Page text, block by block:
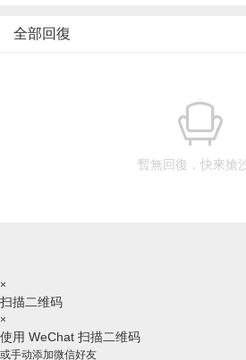
全部回復
暫無回復，快來搶
×
扫描二维码
×
使用 WeChat 扫描二维码
或手动添加微信好友